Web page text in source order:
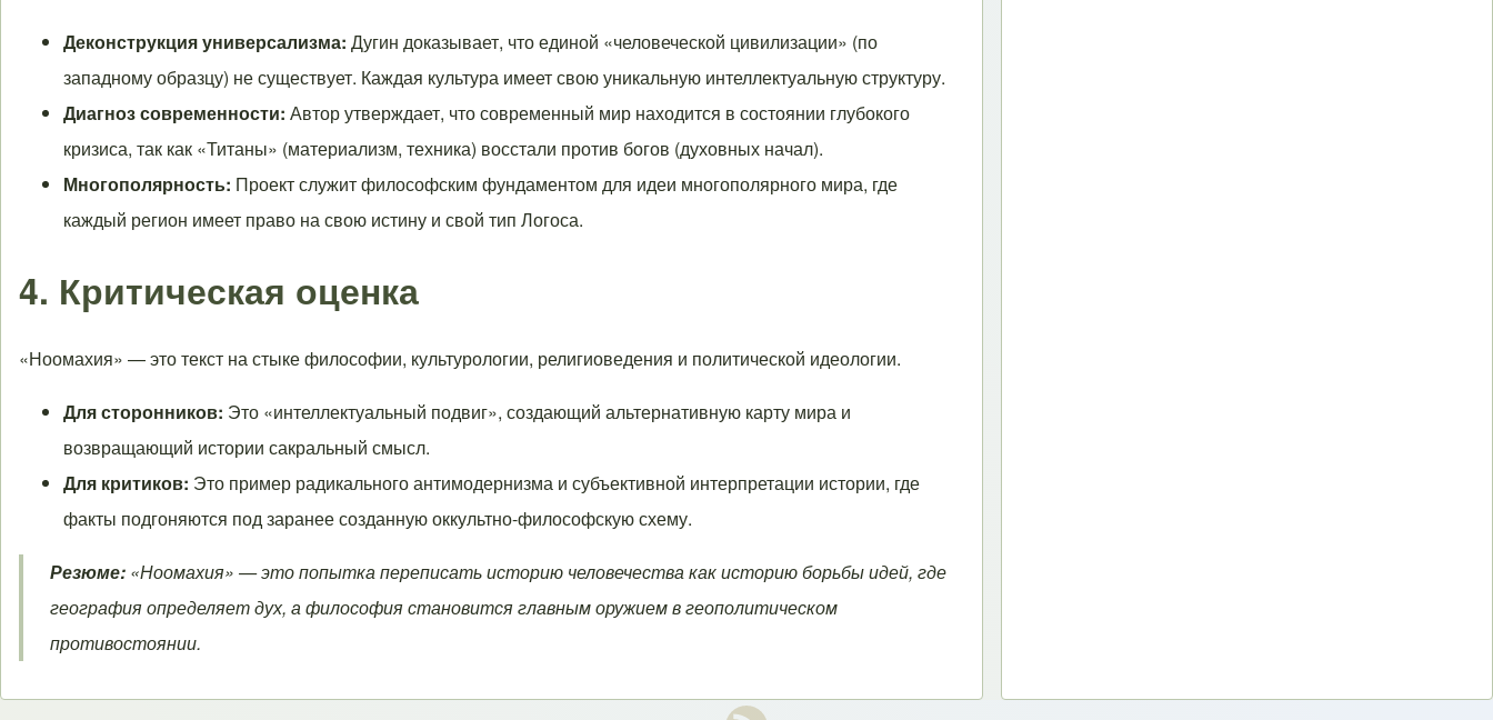
Деконструкция универсализма: Дугин доказывает, что единой «человеческой цивилизации» (по
западному образцу) не существует. Каждая культура имеет свою уникальную интеллектуальную структуру.
Диагноз современности: Автор утверждает, что современный мир находится в состоянии глубокого
кризиса, так как «Титаны» (материализм, техника) восстали против богов (духовных начал).
Многополярность: Проект служит философским фундаментом для идеи многополярного мира, где
каждый регион имеет право на свою истину и свой тип Логоса.
4. Критическая оценка
«Ноомахия» — это текст на стыке философии, культурологии, религиоведения и политической идеологии.
Для сторонников: Это «интеллектуальный подвиг», создающий альтернативную карту мира и
возвращающий истории сакральный смысл.
Для критиков: Это пример радикального антимодернизма и субъективной интерпретации истории, где
факты подгоняются под заранее созданную оккультно-философскую схему.
Резюме: «Ноомахия» — это попытка переписать историю человечества как историю борьбы идей, где
география определяет дух, а философия становится главным оружием в геополитическом
противостоянии.